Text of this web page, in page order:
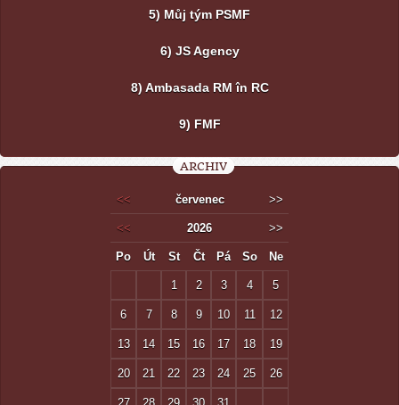
5) Můj tým PSMF
6) JS Agency
8) Ambasada RM în RC
9) FMF
ARCHIV
<< červenec >>
<< 2026 >>
Po Út St Čt Pá So Ne
1 2 3 4 5
6 7 8 9 10 11 12
13 14 15 16 17 18 19
20 21 22 23 24 25 26